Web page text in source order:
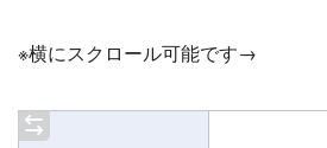
※横にスクロール可能です→